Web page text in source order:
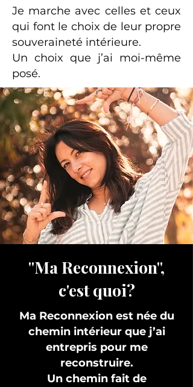
Je marche avec celles et ceux
qui font le choix de leur propre
souveraineté intérieure.
Un choix que j’ai moi-même
posé.
"Ma Reconnexion",
c'est quoi?
Ma Reconnexion est née du
chemin intérieur que j’ai
entrepris pour me
reconstruire.
Un chemin fait de